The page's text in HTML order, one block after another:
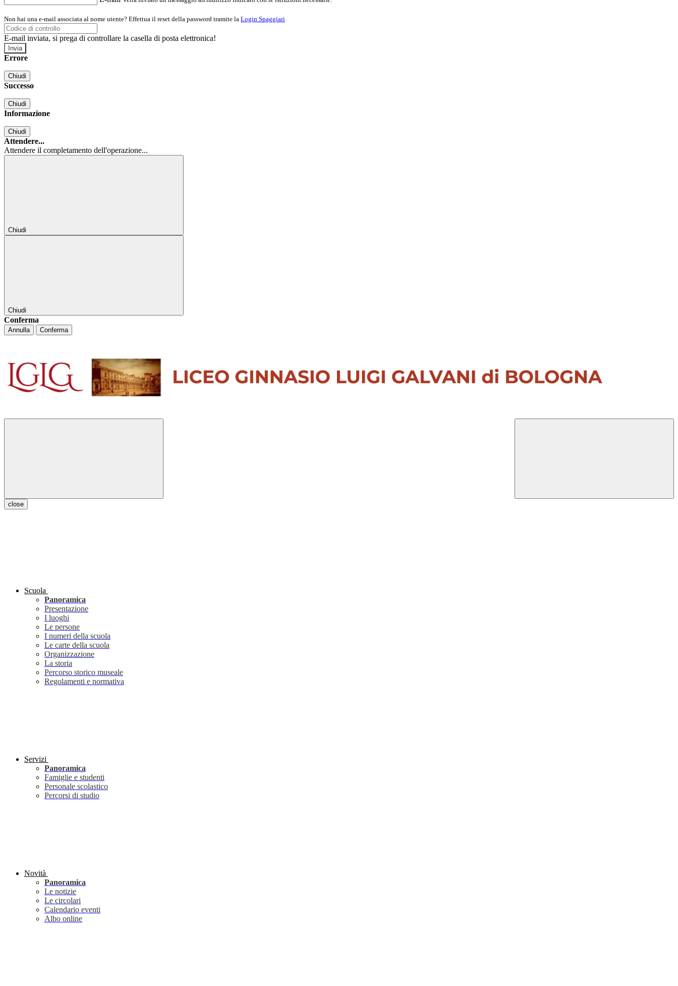
Non hai una e-mail associata al nome utente? Effettua il reset della password tramite la Login Spaggiari
E-mail inviata, si prega di controllare la casella di posta elettronica!
Errore
Chiudi
Successo
Chiudi
Informazione
Chiudi
Attendere...
Attendere il completamento dell'operazione...
Chiudi
Chiudi
Conferma
Annulla Conferma
close
Scuola
Panoramica
Presentazione
I luoghi
Le persone
I numeri della scuola
Le carte della scuola
Organizzazione
La storia
Percorso storico museale
Regolamenti e normativa
Servizi
Panoramica
Famiglie e studenti
Personale scolastico
Percorsi di studio
Novità
Panoramica
Le notizie
Le circolari
Calendario eventi
Albo online